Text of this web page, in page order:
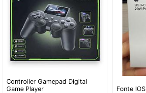
Controller Gamepad Digital
Game Player
Fonte IOS